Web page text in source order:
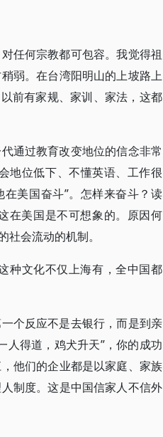
任何宗教都可包容。我觉得祖
弱。在台湾阳明山的上坡路上
前有家规、家训、家法，这都
通过教育改变地位的信念非常
地位低下、不懂英语、工作很
美国奋斗”。怎样来奋斗？读
在美国是不可想象的。原因何
会流动的机制。
种文化不仅上海有，全中国都
个反应不是去银行，而是到亲
人得道，鸡犬升天”，你的成功
他们的企业都是以家庭、家族
制度。这是中国信家人不信外